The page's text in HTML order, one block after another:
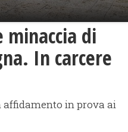
minaccia di
In carcere
affidamento in prova ai